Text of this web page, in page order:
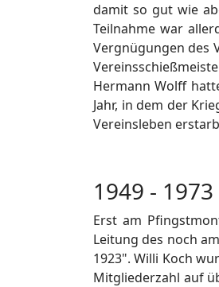
damit so gut wie
Teilnahme war
Vergnügungen des
Hermann Wolff
Jahr, in dem der
Vereinsleben
1949 - 1973
Erst am
Leitung des noch
1923". Willi Koch
Mitgliederzahl auf